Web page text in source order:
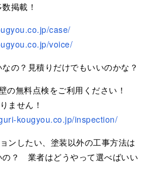
掲載！
case/
voice/
の？見積りだけでもいいのかな？
無料点検をご利用ください！
ません！
kougyou.co.jp/inspection/
ンしたい、塗装以外の工事方法は
？ 業者はどうやって選べばいい